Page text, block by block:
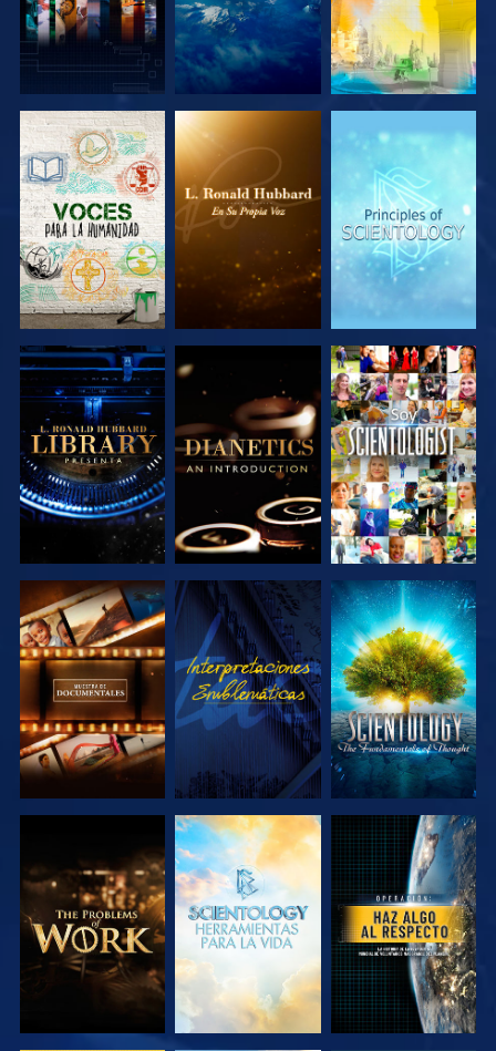
EXPLORA LAS
SERIES
EXPLORA LAS
SERIES
EXPLORA LAS
SERIES
EXPLORA LAS
SERIES
EXPLORA LAS
SERIES
VE
EXPLORA LAS
SERIES
VE
EXPLORA LAS
SERIES
EXPLORA LAS
SERIES
EXPLORA LAS
SERIES
VE